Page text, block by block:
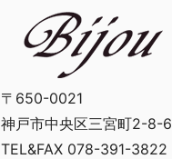
〒650-0021
神戸市中央区三宮町2-8-6
TEL&FAX 078-391-3822